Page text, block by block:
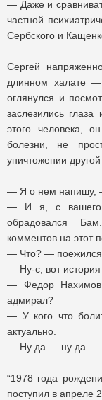
— Даже и
частной
Сербского и
Сергей
длинном халате —
оглянулся и
заслезились
этого человека,
болезни, не
уничтожении другой
— Я о нем напишу,
— И я, с вашего
обрадовался
комментов на этот
— Что? — поежился
— Ну-с, вот история
— Федор
адмирал?
— У кого что
актуально.
— Ну да — ну да…
“1978 года
поступил в апреле